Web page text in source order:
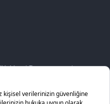
Vergi Beyannamesi